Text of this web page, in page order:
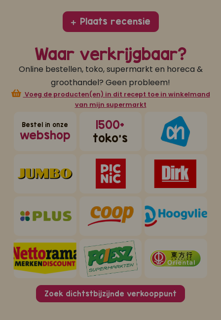
Plaats recensie
Waar verkrijgbaar?
Online bestellen, toko, supermarkt en horeca &
groothandel? Geen probleem!
Voeg de producten(en) in dit recept toe in winkelmand
van mijn supermarkt
Bestel in onze
webshop
1500+
toko's
Zoek dichtstbijzijnde verkooppunt